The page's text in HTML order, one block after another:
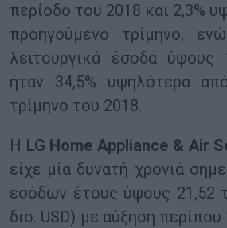
περίοδο του 2018 και 2,3%
προηγούμενο τρίμηνο,
λειτουργικά έσοδα ύψους
ήταν 34,5% υψηλότερα
τρίμηνο του 2018.
Η LG Home Appliance & Air
είχε μία δυνατή χρονιά
εσόδων έτους ύψους 21,52
δισ. USD) με αύξηση